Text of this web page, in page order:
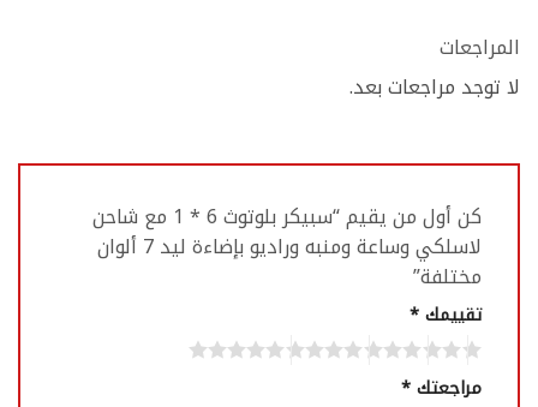
المراجعات
لا توجد مراجعات بعد.
كن أول من يقيم “سبيكر بلوتوث 6 * 1 مع شاحن
لاسلكي وساعة ومنبه وراديو بإضاءة ليد 7 ألوان
مختلفة”
تقييمك*
مراجعتك*